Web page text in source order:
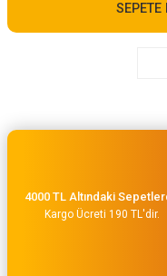
SEPETE
4000 TL Altındaki
Kargo Ücreti 190 TL'dir.